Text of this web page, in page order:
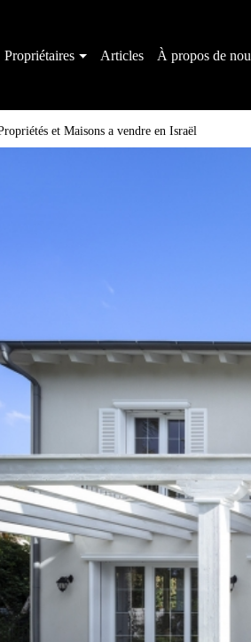
Propriétaires Articles À propos de
et Maisons a vendre en Israël